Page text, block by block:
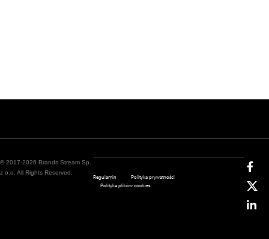
© 2017-2026 Brands Stream Sp.
z o.o. All Rights Reserved.
Regulamin
Polityka prywatności
Polityka plików cookies